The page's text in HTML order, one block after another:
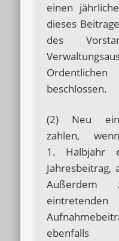
einen
dieses
des
Ordentlichen
beschlossen.
(2) Neu
zahlen,
1. Halbjahr
Jahresbeitrag,